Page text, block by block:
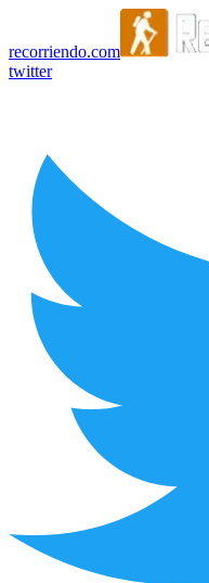
recorriendo.com
twitter